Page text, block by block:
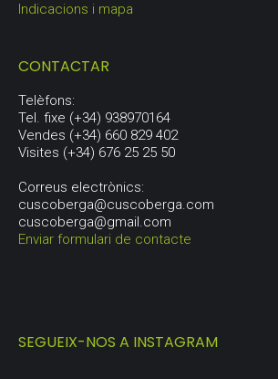
Indicacions i mapa
CONTACTAR
Telèfons:
Tel. fixe (+34) 938970164
Vendes (+34) 660 829 402
Visites (+34) 676 25 25 50
Correus electrònics:
cuscoberga@cuscoberga.com
cuscoberga@gmail.com
Enviar formulari de contacte
SEGUEIX-NOS A INSTAGRAM